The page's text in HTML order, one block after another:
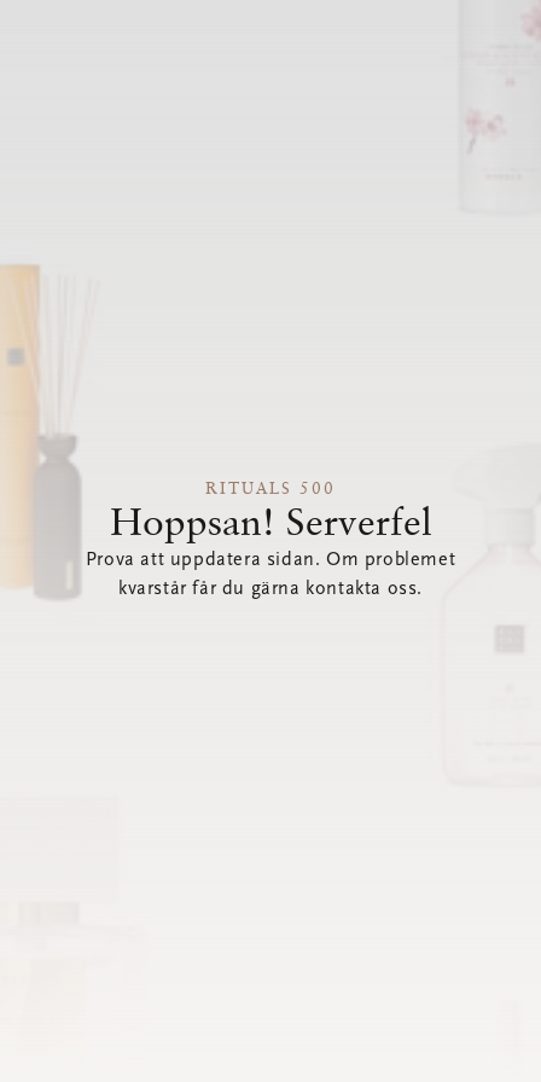
RITUALS 500
Hoppsan! Serverfel
Prova att uppdatera sidan. Om problemet
kvarstår får du gärna kontakta oss.